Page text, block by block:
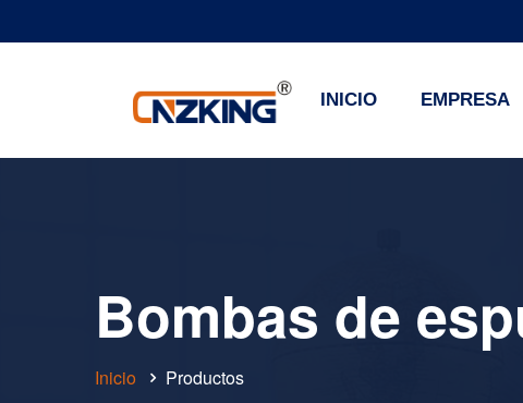
INICIO EMPRESA
Bombas de
Inicio Productos